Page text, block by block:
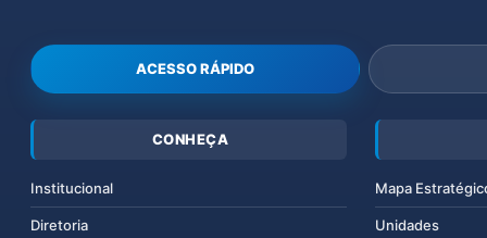
ACESSO RÁPIDO
CONHEÇA
Institucional
Diretoria
Mapa
Unidades